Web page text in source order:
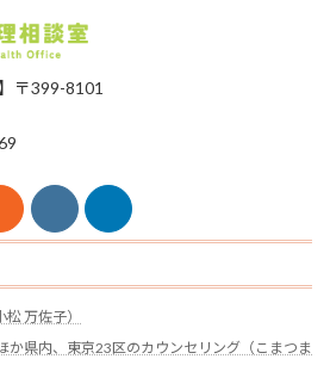
〒399-8101
万佐子）
か県内、東京23区のカウンセリング（こまつま